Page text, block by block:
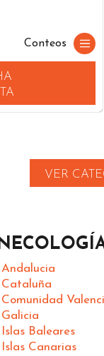
Conteos
VER
Baleares
Canarias